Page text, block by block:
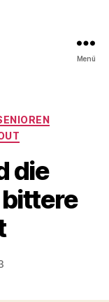
Menü
die